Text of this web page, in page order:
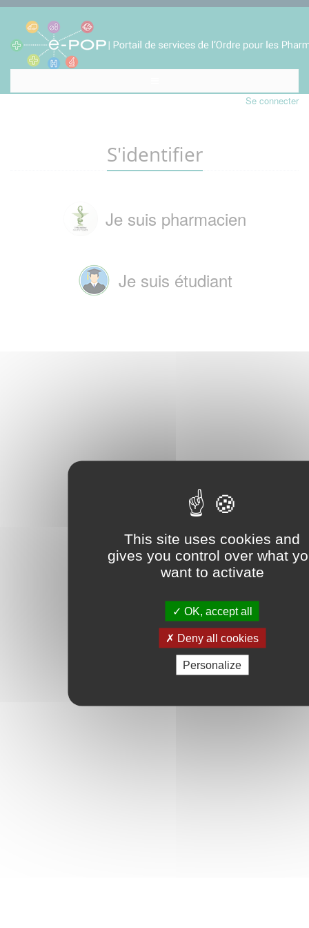
This site uses cookies and
gives you control over what
want to activate
OK, accept all
Deny all cookies
Personalize
Se connecter
S'identifier
Je suis pharmacien
Je suis étudiant